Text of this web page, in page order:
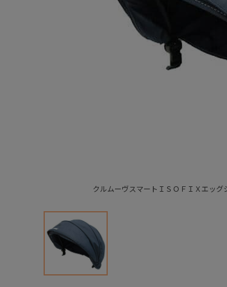
クルムーヴスマートＩＳＯＦＩＸエッ